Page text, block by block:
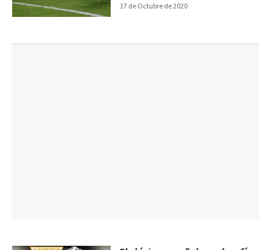
17 de Octubre de 2020